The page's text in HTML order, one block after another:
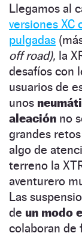
Llegamos al
versiones XC
pulgadas
off road), la
desafíos con
usuarios de
unos
aleación no
grandes
algo de
terreno la
aventurero
Las
de un modo
colaboran de